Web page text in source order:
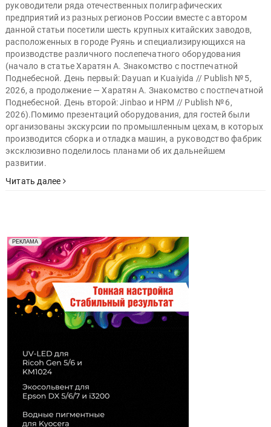
руководители ряда отечественных полиграфических
предприятий из разных регионов России вместе с автором
данной статьи посетили шесть крупных китайских заводов,
расположенных в городе Руянь и специализирующихся на
производстве различного послепечатного оборудования
(начало в статье Харатян А. Знакомство с постпечатной
Поднебесной. День первый: Dayuan и Kuaiyida // Publish № 5,
2026, а продолжение — Харатян А. Знакомство с постпечатной
Поднебесной. День второй: Jinbao и HPM // Publish № 6,
2026).Помимо презентаций оборудования, для гостей были
организованы экскурсии по промышленным цехам, в которых
производится сборка и отладка машин, а руководство фабрик
эксклюзивно поделилось планами об их дальнейшем
развитии.
Читать далее
РЕКЛАМА
Реклама. Рекламодатель ООО "Передовые Системы
Печати" erid: 2SDnjd2d4Qz